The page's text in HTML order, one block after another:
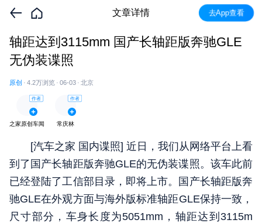
文章详情 去App查看
轴距达到3115mm 国产长轴距版奔驰GLE
无伪装谍照
原创 · 4.2万浏览 · 06-03 · 北京
作者
之家原创车闻
作者
常庆林
[汽车之家 国内谍照] 近日，我们从网络平台上看
到了国产长轴距版奔驰GLE的无伪装谍照。该车此前
已经登陆了工信部目录，即将上市。国产长轴距版奔
驰GLE在外观方面与海外版标准轴距GLE保持一致，
尺寸部分，车身长度为5051mm，轴距达到3115m